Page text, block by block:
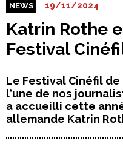
NEWS 19/11/2024
Katrin Rothe
Festival
Le Festival Cinéfil
l’une de nos
a accueilli cette
allemande Katrin